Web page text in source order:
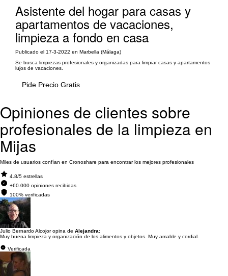
Asistente del hogar para casas y
apartamentos de vacaciones,
limpieza a fondo en casa
Publicado el 17-3-2022 en Marbella (Málaga)
Se busca limpiezas profesionales y organizadas para limpiar casas y apartamentos
lujos de vacaciones.
Pide Precio Gratis
Opiniones de clientes sobre
profesionales de la limpieza en
Mijas
Miles de usuarios confían en Cronoshare para encontrar los mejores profesionales
4.8/5 estrellas
+60.000 opiniones recibidas
100% verificadas
Julio Bernardo Alcojor opina de Alejandra:
Muy buena limpieza y organización de los alimentos y objetos. Muy amable y cordial.
Verificada